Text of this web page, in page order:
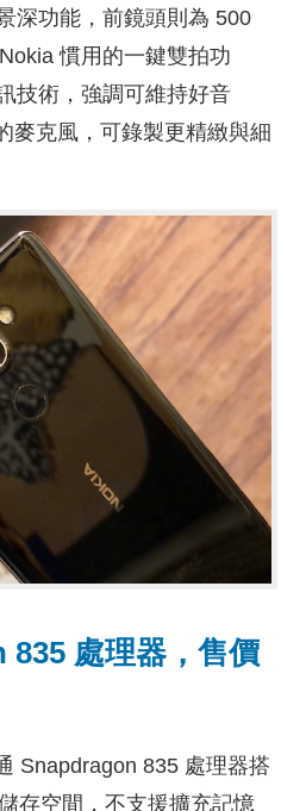
深功能，前鏡頭則為 500
慣用的一鍵雙拍功
技術，強調可維持好音
麥克風，可錄製更精緻與細
處理器，售價
Snapdragon 835 處理器搭
存空間，不支援擴充記憶